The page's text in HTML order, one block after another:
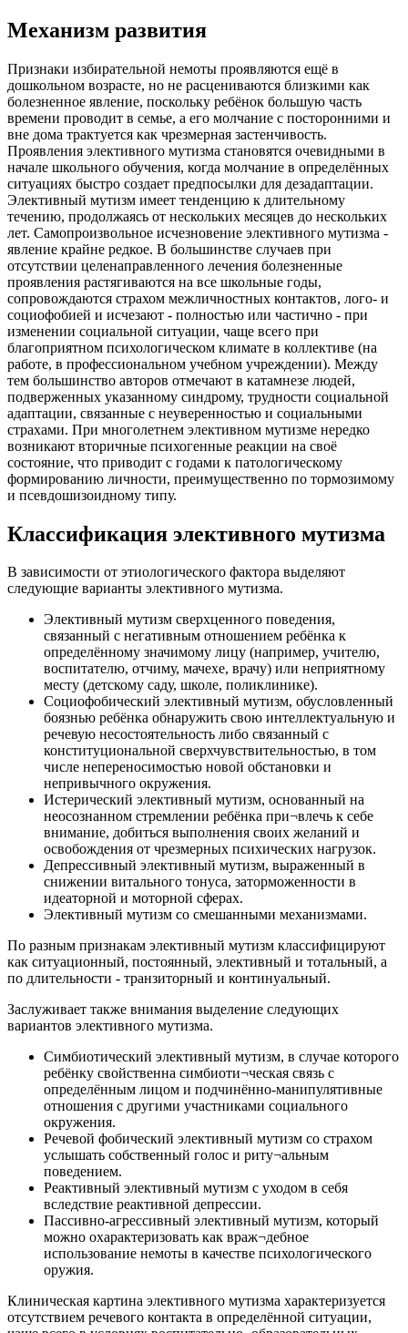
Механизм развития
Признаки избирательной немоты проявляются ещё в
дошкольном возрасте, но не расцениваются близкими как
болезненное явление, поскольку ребёнок большую часть
времени проводит в семье, а его молчание с посторонними и
вне дома трактуется как чрезмерная застенчивость.
Проявления элективного мутизма становятся очевидными в
начале школьного обучения, когда молчание в определённых
ситуациях быстро создает предпосылки для дезадаптации.
Элективный мутизм имеет тенденцию к длительному
течению, продолжаясь от нескольких месяцев до нескольких
лет. Самопроизвольное исчезновение элективного мутизма -
явление крайне редкое. В большинстве случаев при
отсутствии целенаправленного лечения болезненные
проявления растягиваются на все школьные годы,
сопровождаются страхом межличностных контактов, лого- и
социофобией и исчезают - полностью или частично - при
изменении социальной ситуации, чаще всего при
благоприятном психологическом климате в коллективе (на
работе, в профессиональном учебном учреждении). Между
тем большинство авторов отмечают в катамнезе людей,
подверженных указанному синдрому, трудности социальной
адаптации, связанные с неуверенностью и социальными
страхами. При многолетнем элективном мутизме нередко
возникают вторичные психогенные реакции на своё
состояние, что приводит с годами к патологическому
формированию личности, преимущественно по тормозимому
и псевдошизоидному типу.
Классификация элективного мутизма
В зависимости от этиологического фактора выделяют
следующие варианты элективного мутизма.
Элективный мутизм сверхценного поведения,
связанный с негативным отношением ребёнка к
определённому значимому лицу (например, учителю,
воспитателю, отчиму, мачехе, врачу) или неприятному
месту (детскому саду, школе, поликлинике).
Социофобический элективный мутизм, обусловленный
боязнью ребёнка обнаружить свою интеллектуальную и
речевую несостоятельность либо связанный с
конституциональной сверхчувствительностью, в том
числе непереносимостью новой обстановки и
непривычного окружения.
Истерический элективный мутизм, основанный на
неосознанном стремлении ребёнка при¬влечь к себе
внимание, добиться выполнения своих желаний и
освобождения от чрезмерных психических нагрузок.
Депрессивный элективный мутизм, выраженный в
снижении витального тонуса, заторможенности в
идеаторной и моторной сферах.
Элективный мутизм со смешанными механизмами.
По разным признакам элективный мутизм классифицируют
как ситуационный, постоянный, элективный и тотальный, а
по длительности - транзиторный и континуальный.
Заслуживает также внимания выделение следующих
вариантов элективного мутизма.
Симбиотический элективный мутизм, в случае которого
ребёнку свойственна симбиоти¬ческая связь с
определённым лицом и подчинённо-манипулятивные
отношения с другими участниками социального
окружения.
Речевой фобический элективный мутизм со страхом
услышать собственный голос и риту¬альным
поведением.
Реактивный элективный мутизм с уходом в себя
вследствие реактивной депрессии.
Пассивно-агрессивный элективный мутизм, который
можно охарактеризовать как враж¬дебное
использование немоты в качестве психологического
оружия.
Клиническая картина элективного мутизма характеризуется
отсутствием речевого контакта в определённой ситуации,